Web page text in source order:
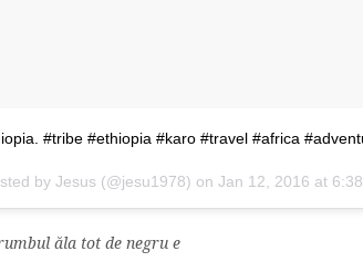
#tribe #ethiopia #karo #travel #africa
by Jesus (@jesu1978) on Jan 12, 2016 at
ăla tot de negru e